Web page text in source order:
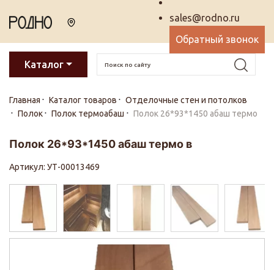
sales@rodno.ru
Обратный звонок
Каталог
Главная Каталог товаров
Отделочные стен и потолков
Полок
Полок термоабаш Полок 26*93*1450 абаш термо
Полок 26*93*1450 абаш термо в
Артикул: УТ-00013469